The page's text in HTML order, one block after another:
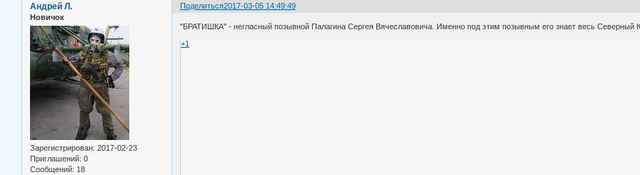
Поделиться2017-03-05 14:49:49
Андрей Л.
Новичок
Зарегистрирован: 2017-02-23
Приглашений: 0
Сообщений: 18
"БРАТИШКА" - негласный позывной Палагина Сергея Вячеславовича. Именно под этим позывным его знает весь
+1